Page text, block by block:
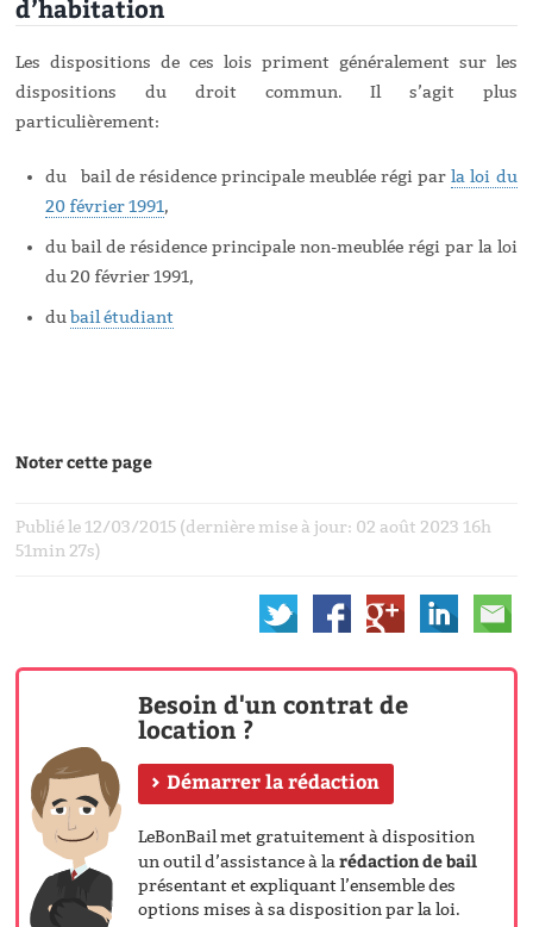
d’habitation
Les dispositions de ces lois priment généralement sur les
dispositions du droit commun. Il s’agit plus
particulièrement:
du bail de résidence principale meublée régi parla loi du
20 février 1991,
du bail de résidence principale non-meublée régi par la loi
du 20 février 1991,
dubail étudiant
Noter cette page
Publié le 12/03/2015 (dernière mise à jour: 02 août 2023 16h
51min 27s)
Besoin d'un contrat de
location ?
Démarrer la rédaction
LeBonBail met gratuitement à disposition
un outil d’assistance à larédaction de bail
présentant et expliquant l’ensemble des
options mises à sa disposition par la loi.